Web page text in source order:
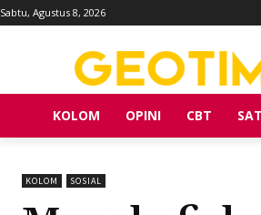
Sabtu, Agustus 8, 2026
KOLOM OPINI CBT
KOLOM SOSIAL